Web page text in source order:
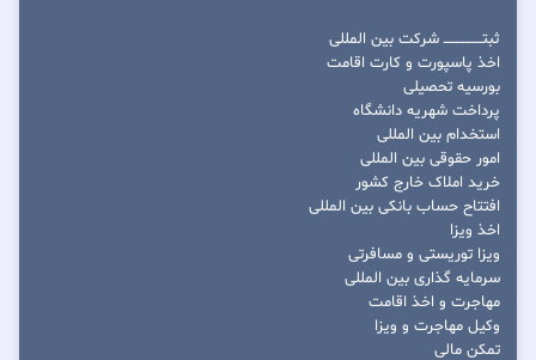
ثبتــــــــــــــــ شرکت بین المللی
اخذ پاسپورت و کارت اقامت
بورسیه تحصیلی
پرداخت شهریه دانشگاه
استخدام بین المللی
امور حقوقی بین المللی
خرید املاک خارج کشور
افتتاح حساب بانکی بین المللی
اخذ ویزا
ویزا توریستی و مسافرتی
سرمایه گذاری بین المللی
مهاجرت و اخذ اقامت
وکیل مهاجرت و ویزا
تمکن مالی